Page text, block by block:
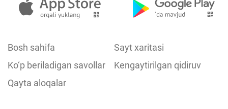
Bosh sahifa
Sayt xaritasi
Ko‘p beriladigan savollar
Kengaytirilgan qidiruv
Qayta aloqalar